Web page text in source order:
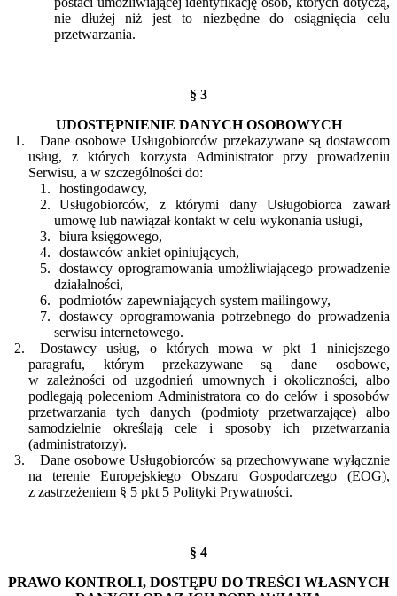
nie dłużej niż jest to niezbędne do osiągnięcia celu
przetwarzania.
§ 3
UDOSTĘPNIENIE DANYCH OSOBOWYCH
Dane osobowe Usługobiorców przekazywane są dostawcom
usług, z których korzysta Administrator przy prowadzeniu
Serwisu, a w szczególności do:
hostingodawcy,
Usługobiorców, z którymi dany Usługobiorca zawarł
umowę lub nawiązał kontakt w celu wykonania usługi,
biura księgowego,
dostawców ankiet opiniujących,
dostawcy oprogramowania umożliwiającego prowadzenie
działalności,
podmiotów zapewniających system mailingowy,
dostawcy oprogramowania potrzebnego do prowadzenia
serwisu internetowego.
Dostawcy usług, o których mowa w pkt 1 niniejszego
paragrafu, którym przekazywane są dane osobowe,
w zależności od uzgodnień umownych i okoliczności, albo
podlegają poleceniom Administratora co do celów i sposobów
przetwarzania tych danych (podmioty przetwarzające) albo
samodzielnie określają cele i sposoby ich przetwarzania
(administratorzy).
Dane osobowe Usługobiorców są przechowywane wyłącznie
na terenie Europejskiego Obszaru Gospodarczego (EOG),
z zastrzeżeniem § 5 pkt 5 Polityki Prywatności.
§ 4
PRAWO KONTROLI, DOSTĘPU DO TREŚCI WŁASNYCH